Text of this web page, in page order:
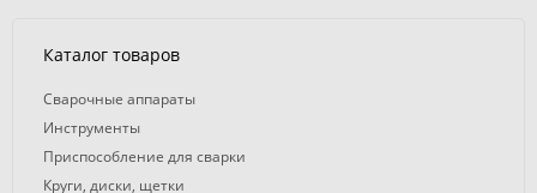
Каталог товаров
Сварочные аппараты
Инструменты
Приспособление для сварки
Круги, диски, щетки